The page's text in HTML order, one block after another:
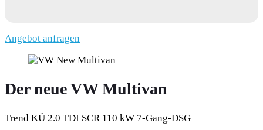
Angebot anfragen
Der neue VW Multivan
Trend KÜ 2.0 TDI SCR 110 kW 7-Gang-DSG